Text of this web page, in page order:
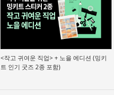
<작고 귀여운 직업> + 노을 에디션 (밍키
트 인기 굿즈 2종 포함)